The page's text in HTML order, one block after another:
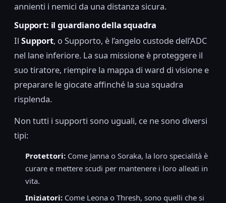
annienti i nemici da una distanza sicura.
Support: il guardiano della squadra
Il Support, o Supporto, è l’angelo custode dell’ADC
nel lane inferiore. La sua missione è proteggere il
suo tiratore, riempire la mappa di ward di visione e
preparare le giocate affinché la sua squadra
risplenda.
Non tutti i supporti sono uguali, ce ne sono diversi
tipi:
Protettori: Come Janna o Soraka, la loro specialità è
curare e mettere scudi per mantenere i loro alleati in
vita.
Iniziatori: Come Leona o Thresh, sono quelli che si